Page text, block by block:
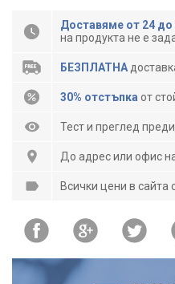
Доставяме от 24 до
на продукта не е
БЕЗПЛАТНА
30% отстъпка от
Тест и преглед
До адрес или офис
Всички цени в